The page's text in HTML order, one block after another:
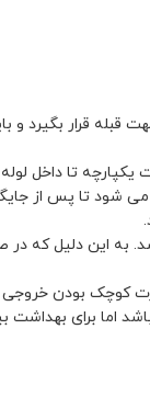
زاویه ۹۰ درجه نسبت به
تا داخل لوله
شود تا پس از
به این دلیل که
کوچک بودن خروجی
اما برای